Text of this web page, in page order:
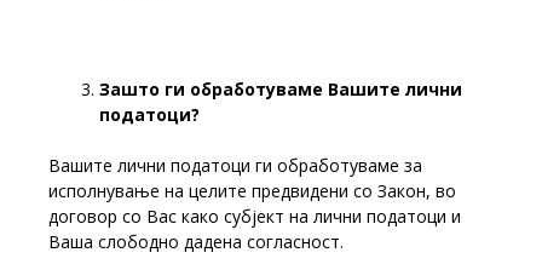
Зашто ги обработуваме Вашите лични
податоци?
Вашите лични податоци ги обработуваме за
исполнување на целите предвидени со Закон, во
договор со Вас како субјект на лични податоци и
Ваша слободно дадена согласност.